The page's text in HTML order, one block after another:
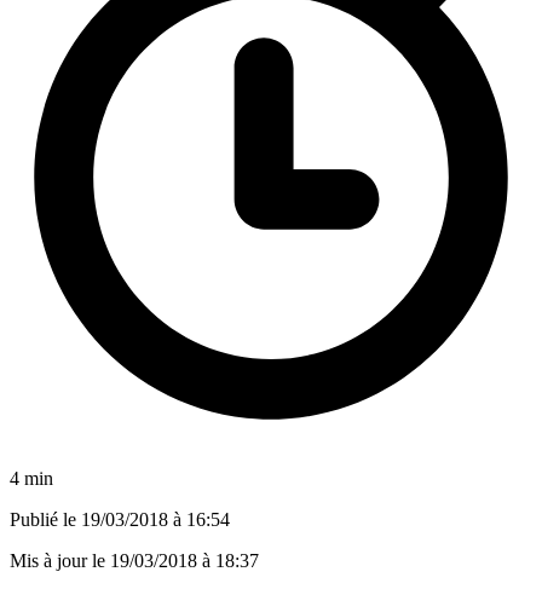
4 min
Publié le 19/03/2018 à 16:54
Mis à jour le 19/03/2018 à 18:37